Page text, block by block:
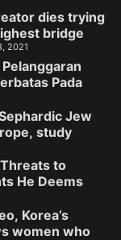
dies trying
bridge
2021
Pada
Jew
study
to
He Deems
Korea’s
women who